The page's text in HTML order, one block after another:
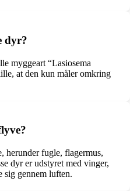
dyr?
myggeart “Lasiosema
at den kun måler omkring
herunder fugle, flagermus,
dyr er udstyret med vinger,
sig gennem luften.